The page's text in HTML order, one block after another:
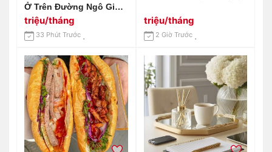
Ở Trên Đường Ngô Gia
Tự Quận 10 Cần Chị
Chuyên Chăm Bé 7
Tháng Lương 13 Triệu
Bao Ăn Ở
triệu/tháng
33 Phút Trước
triệu/tháng
2 Giờ Trước